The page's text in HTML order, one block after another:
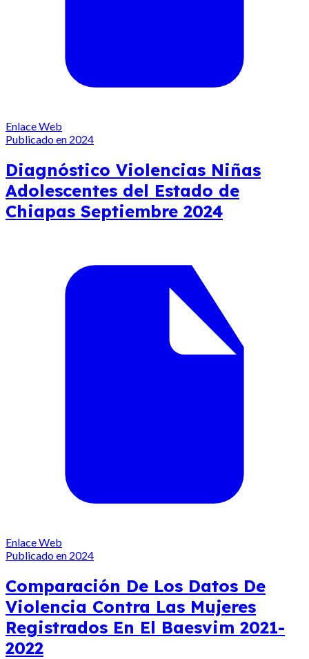
Enlace Web
Publicado en 2024
Diagnóstico Violencias Niñas
Adolescentes del Estado de
Chiapas Septiembre 2024
Enlace Web
Publicado en 2024
Comparación De Los Datos De
Violencia Contra Las Mujeres
Registrados En El Baesvim 2021-
2022